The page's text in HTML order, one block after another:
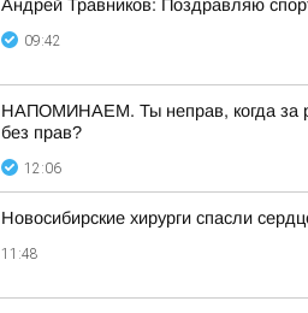
Андрей Травников: Поздравляю
09:42
НАПОМИНАЕМ. Ты неправ, когда за
без прав?
12:06
Новосибирские хирурги спасли
11:48